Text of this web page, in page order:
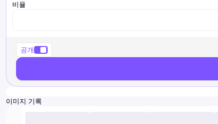
비율
공개
이미지 기록